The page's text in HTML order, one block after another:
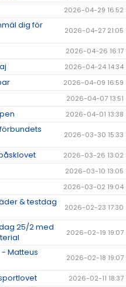
2026-04-29 16:52
dig för
2026-04-27 21:05
2026-04-26 16:17
2026-04-24 14:34
2026-04-09 16:59
2026-04-07 13:51
2026-04-01 13:38
2026-03-30 15:33
2026-03-26 13:02
2026-03-10 13:05
2026-03-02 19:04
& testdag
2026-02-23 17:30
25/2 med
2026-02-19 19:07
Matteus
2026-02-18 19:07
2026-02-11 18:37